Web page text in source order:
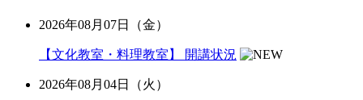
2026年08月07日（金）
【文化教室・料理教室】 開講状況
2026年08月04日（火）